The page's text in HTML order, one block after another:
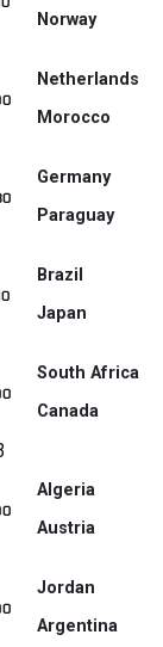
Norway
Netherlands
Morocco
Germany
Paraguay
Brazil
Japan
South Africa
Canada
Algeria
Austria
Jordan
Argentina